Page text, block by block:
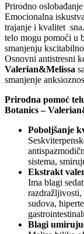
Prirodno
Emocionalna
trajanje i kvalitet
telo mogu pomoći u
smanjenju
Osnovni antistresni
Valerian&Melissa
smanjenje
Prirodna pomoć
Botanics –
Poboljšanje
sistema,
Ekstrakt
Ima blagi
razdražljivosti,
sudova,
Blagi